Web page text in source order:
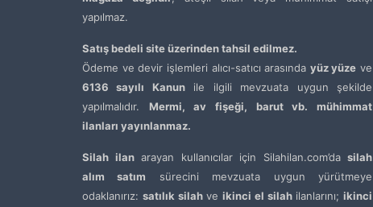
yapılmaz.
Satış bedeli site üzerinden tahsil edilmez.
Ödeme ve devir işlemleri alıcı-satıcı arasında yüz yüze ve
6136 sayılı Kanunile ilgili mevzuata uygun şekilde
yapılmalıdır. Mermi, av fişeği, barut vb. mühimmat
ilanları yayınlanmaz.
Silah ilanarayan kullanıcılar için Silahilan.com’da silah
alım satım sürecini mevzuata uygun yürütmeye
odaklanırız: satılık silahve ikinci el silahilanlarını; ikinci